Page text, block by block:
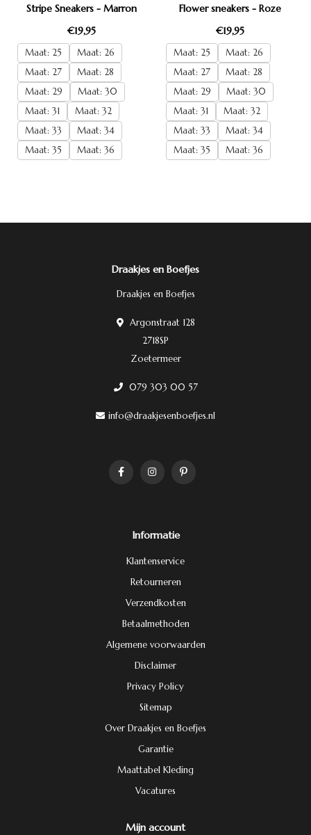
Stripe Sneakers - Marron
€19,95
Maat: 25
Maat: 26
Maat: 27
Maat: 28
Maat: 29
Maat: 30
Maat: 31
Maat: 32
Maat: 33
Maat: 34
Maat: 35
Maat: 36
Flower sneakers - Roze
€19,95
Maat: 25
Maat: 26
Maat: 27
Maat: 28
Maat: 29
Maat: 30
Maat: 31
Maat: 32
Maat: 33
Maat: 34
Maat: 35
Maat: 36
Draakjes en Boefjes
Draakjes en Boefjes
Argonstraat 128
2718SP
Zoetermeer
079 303 00 57
info@draakjesenboefjes.nl
Informatie
Klantenservice
Retourneren
Verzendkosten
Betaalmethoden
Algemene voorwaarden
Disclaimer
Privacy Policy
Sitemap
Over Draakjes en Boefjes
Garantie
Maattabel Kleding
Vacatures
Mijn account